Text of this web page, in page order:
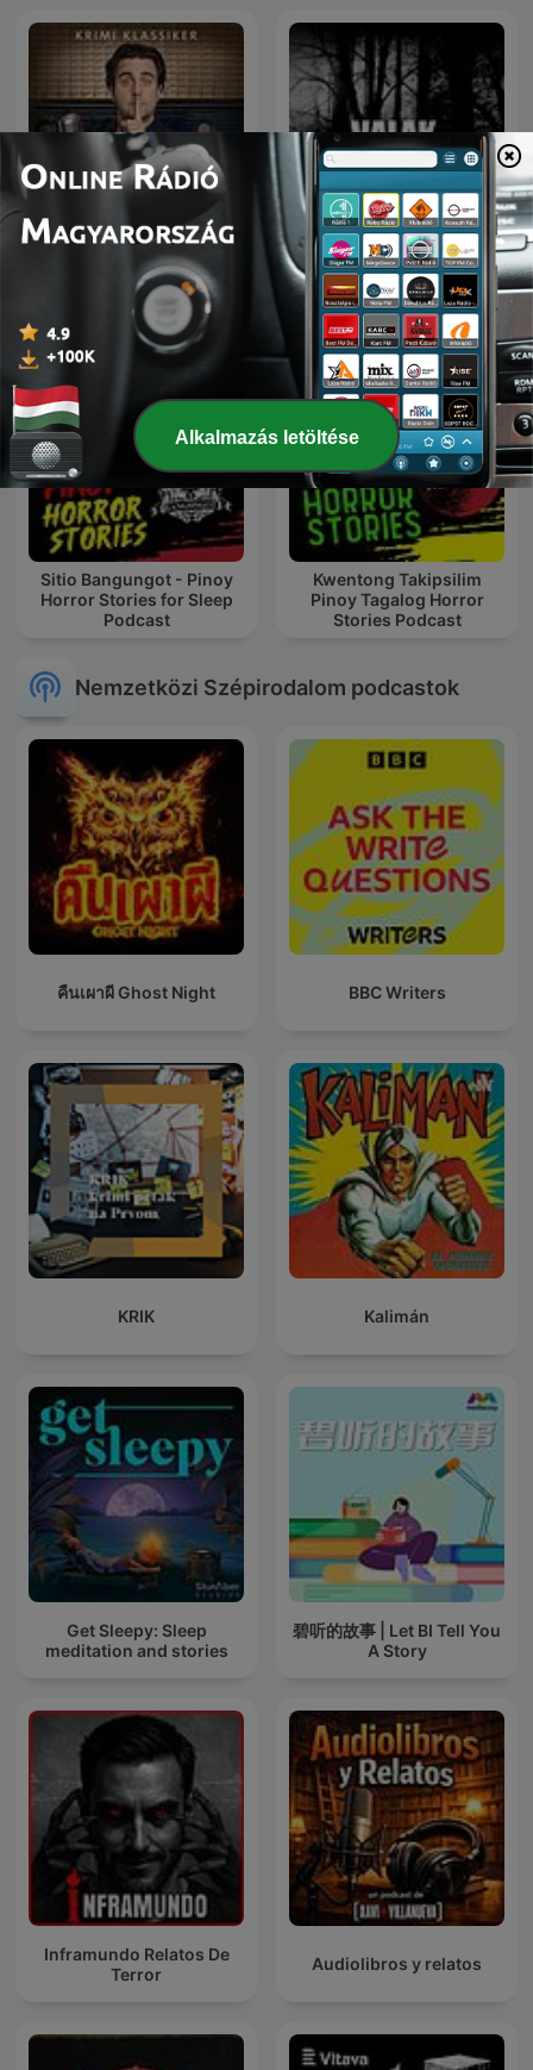
Kein Mucks! – Der Krimi-
Podcast mit Bastian
Pastewka
VALAK - தமிழ்
Sitio Bangungot - Pinoy
Horror Stories for Sleep
Podcast
Kwentong Takipsilim
Pinoy Tagalog Horror
Stories Podcast
Nemzetközi Szépirodalom podcastok
คืนเผาผี Ghost Night BBC Writers
KRIK Kalimán
Get Sleepy: Sleep
meditation and stories
碧听的故事 | Let BI Tell You
A Story
Inframundo Relatos De
Terror
Audiolibros y relatos
Alkalmazás letöltése